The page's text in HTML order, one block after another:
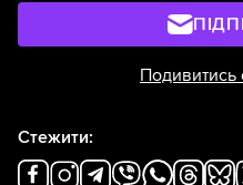
Подивитись
Стежити: